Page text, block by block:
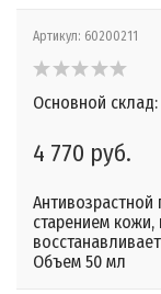
Артикул: 60200211
Основной склад:
4 770 руб.
Антивозрастной
старением кожи,
Объем 50 мл